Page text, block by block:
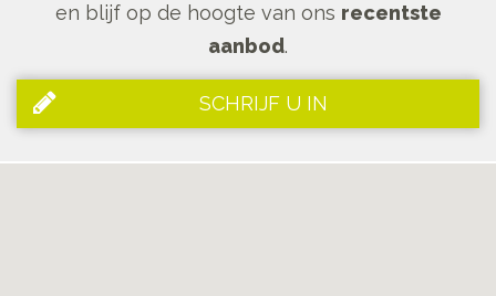
en blijf op de hoogte van ons recentste
aanbod.
SCHRIJF U IN